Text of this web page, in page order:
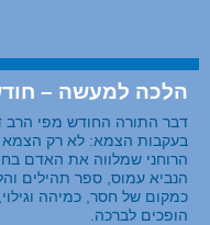
הלכה למעשה –
דבר התורה החודש מפי הרב
בעקבות הצמא: לא רק הצמא
הרוחני שמלווה את האדם
הנביא עמוס, ספר תהילים
כמקום של חסר, כמיהה
הופכים לברכה.